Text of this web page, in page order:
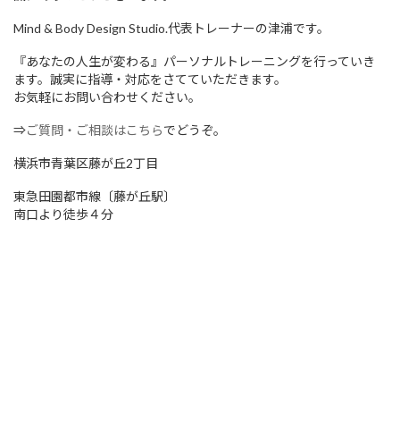
Mind & Body Design Studio.代表トレーナーの津浦です。
『あなたの人生が変わる』パーソナルトレーニングを行っていき
ます。誠実に指導・対応をさてていただきます。
お気軽にお問い合わせください。
⇒ご質問・ご相談はこちらでどうぞ。
横浜市青葉区藤が丘2丁目
東急田園都市線〔藤が丘駅〕
南口より徒歩４分